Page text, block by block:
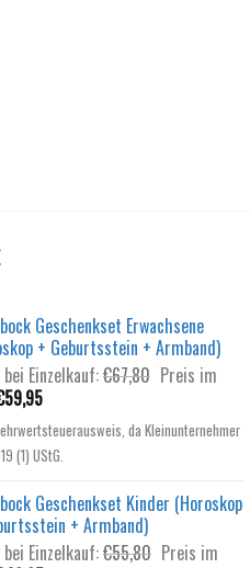
Geschenkset Erwachsene
+ Geburtsstein + Armband)
Einzelkauf:€67,80 Ursprünglicher
war:
€67,80
Preis im
59,95Aktueller
Preis
ist:
€59,95.
da Kleinunternehmer
(1) UStG.
Geschenkset Kinder (Horoskop
+ Armband)
Einzelkauf:€55,80 Ursprünglicher
Preis im